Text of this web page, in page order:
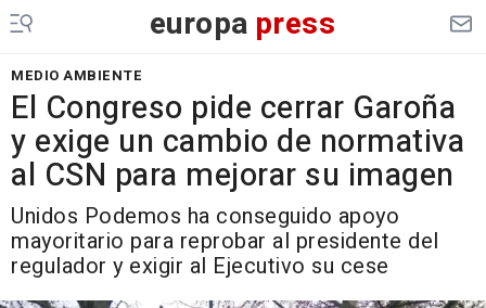
europa press
MEDIO AMBIENTE
El Congreso pide cerrar Garoña
y exige un cambio de normativa
al CSN para mejorar su imagen
Unidos Podemos ha conseguido apoyo
mayoritario para reprobar al presidente del
regulador y exigir al Ejecutivo su cese